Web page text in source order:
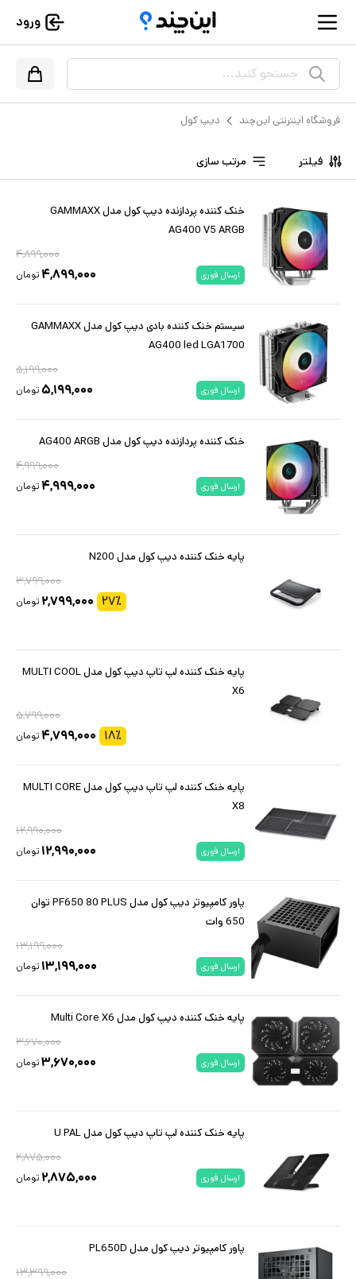
ورود
جستجو کنید...
فروشگاه اینترنتی این‌چند دیپ کول
فیلتر مرتب سازی
خنک کننده پردازنده دیپ کول مدل GAMMAXX
AG400 V5 ARGB
۴,۸۹۹,۰۰۰
ارسال فوری ۴,۸۹۹,۰۰۰ تومان
سیستم خنک کننده بادی دیپ کول مدل GAMMAXX
AG400 led LGA1700
۵,۱۹۹,۰۰۰
ارسال فوری ۵,۱۹۹,۰۰۰ تومان
خنک کننده پردازنده دیپ کول مدل AG400 ARGB
۴,۹۹۹,۰۰۰
ارسال فوری ۴,۹۹۹,۰۰۰ تومان
پایه خنک کننده دیپ کول مدل N200
۳,۷۹۹,۰۰۰
۲۷٪ ۲,۷۹۹,۰۰۰ تومان
پایه خنک کننده لپ تاپ دیپ کول مدل MULTI COOL
X6
۵,۷۹۹,۰۰۰
۱۸٪ ۴,۷۹۹,۰۰۰ تومان
پایه خنک کننده لپ تاپ دیپ کول مدل MULTI CORE
X8
۱۲,۹۹۰,۰۰۰
ارسال فوری ۱۲,۹۹۰,۰۰۰ تومان
پاور کامپیوتر دیپ کول مدل PF650 80 PLUS توان
650 وات
۱۳,۱۹۹,۰۰۰
ارسال فوری ۱۳,۱۹۹,۰۰۰ تومان
پایه خنک کننده دیپ کول مدل Multi Core X6
۳,۶۷۰,۰۰۰
ارسال فوری ۳,۶۷۰,۰۰۰تومان
پایه خنک کننده لپ تاپ دیپ کول مدل U PAL
۲,۸۷۵,۰۰۰
ارسال فوری ۲,۸۷۵,۰۰۰ تومان
پاور کامپیوتر دیپ کول مدل PL650D
۱۳,۳۹۹,۰۰۰